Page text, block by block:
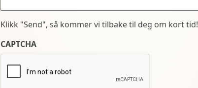
Klikk "Send", så kommer vi tilbake til deg om kort tid!
CAPTCHA